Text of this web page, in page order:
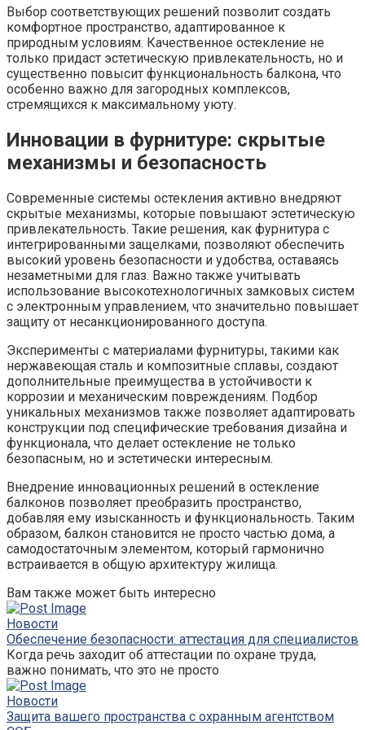
Выбор соответствующих решений позволит создать
комфортное пространство, адаптированное к
природным условиям. Качественное остекление не
только придаст эстетическую привлекательность, но и
существенно повысит функциональность балкона, что
особенно важно для загородных комплексов,
стремящихся к максимальному уюту.
Инновации в фурнитуре: скрытые
механизмы и безопасность
Современные системы остекления активно внедряют
скрытые механизмы, которые повышают эстетическую
привлекательность. Такие решения, как фурнитура с
интегрированными защелками, позволяют обеспечить
высокий уровень безопасности и удобства, оставаясь
незаметными для глаз. Важно также учитывать
использование высокотехнологичных замковых систем
с электронным управлением, что значительно повышает
защиту от несанкционированного доступа.
Эксперименты с материалами фурнитуры, такими как
нержавеющая сталь и композитные сплавы, создают
дополнительные преимущества в устойчивости к
коррозии и механическим повреждениям. Подбор
уникальных механизмов также позволяет адаптировать
конструкции под специфические требования дизайна и
функционала, что делает остекление не только
безопасным, но и эстетически интересным.
Внедрение инновационных решений в остекление
балконов позволяет преобразить пространство,
добавляя ему изысканность и функциональность. Таким
образом, балкон становится не просто частью дома, а
самодостаточным элементом, который гармонично
встраивается в общую архитектуру жилища.
Вам также может быть интересно
Новости
Обеспечение безопасности: аттестация для специалистов
Когда речь заходит об аттестации по охране труда,
важно понимать, что это не просто
Новости
Защита вашего пространства с охранным агентством